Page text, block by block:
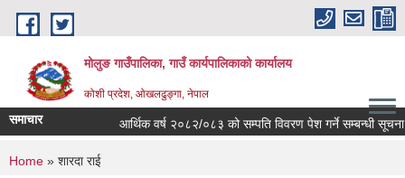
Skip to main content
मोलुङ गाउँपालिका, गाउँ कार्यपालिकाको कार्यालय
कोशी प्रदेश, ओखलढुङ्गा, नेपाल
समाचार आर्थिक वर्ष २०८२/०८३ को सम्पति विवरण पेश गर्ने सम्बन्धी सूचना
You are here
Home » शारदा राई